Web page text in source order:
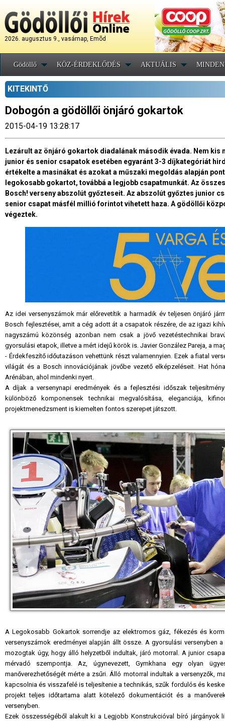
2026. augusztus 9., vasárnap, Emõd
Gödöllő KÖZ-ÉRDEKLŐDÉS AKTUÁLIS
KITEKINTŐ
Dobogón a gödöllői önjáró gokartok
2015-04-19 13:28:17
Lezárult az önjáró gokartok diadalának második évada. Nem kis
junior és senior csapatok esetében egyaránt 3-3 díjkategóriát
értékelte a masinákat és azokat a műszaki megoldás alapján
legokosabb gokartot, továbbá a legjobb csapatmunkát. Az
Bosch! verseny abszolút győzteseit. Az abszolút győztes junior
senior csapat másfél millió forintot vihetett haza. A gödöllői
végeztek.
Az idei versenyszámok már előrevetítik a harmadik év teljesen önjáró
Bosch fejlesztései, amit a cég adott át a csapatok részére, de az igazi
nagyszámú közönség azonban nem csak a jövő vezetéstechnikai
gyorsulási etapok, illetve a mért idejű körök is. Javier González Pareja, a
- Érdekfeszítő időutazáson vehettünk részt valamennyien. Ezek a fiatal
világát és a Bosch innovációjának jövőbe vezető elképzeléseit. Hat
Arénában, ahol mindenki nyert.
A díjak a versenynapi eredmények és a fejlesztési időszak
különböző komponensek technikai megvalósítása, eleganciája,
projektmenedzsment is kiemelten fontos szerepet játszott.
A Legokosabb Gokartok sorrendje az elektromos gáz, fékezés és
versenyszámok eredményei alapján állt össze. A gyorsulási versenyben
mozogtak úgy, hogy álló helyzetből indultak, járó motorral. A junior
mérvadó szempontja. Az, úgynevezett, Gymkhana egy olyan
manőverezhetőségét mérte a zsűri. Álló motorral indultak a versenyzők,
kapcsolnia és visszafelé is teljesítenie a technikás, szűk fordulós és
projekt teljes időtartama alatt kötelező dokumentációt és a
versenyben.
Ezek összességéből alakult ki a Legjobb Konstrukcióval bíró